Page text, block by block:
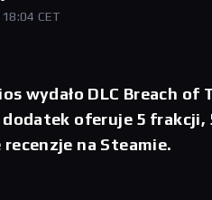
CET
wydało DLC Breach
oferuje 5 frakcji,
na Steamie.